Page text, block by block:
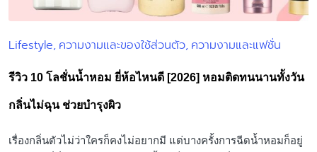
Posted
Lifestyle ความงามและของใช้ส่วนตัว ความงามและแฟชั่น
รีวิว 10 โลชั่นน้ำหอม ยี่ห้อไหนดี [2026] หอมติดทนนานทั้งวัน
กลิ่นไม่ฉุน ช่วยบำรุงผิว
เรื่องกลิ่นตัวไม่ว่าใครก็คงไม่อยากมี แต่บางครั้งการฉีดน้ำหอมก็อยู่